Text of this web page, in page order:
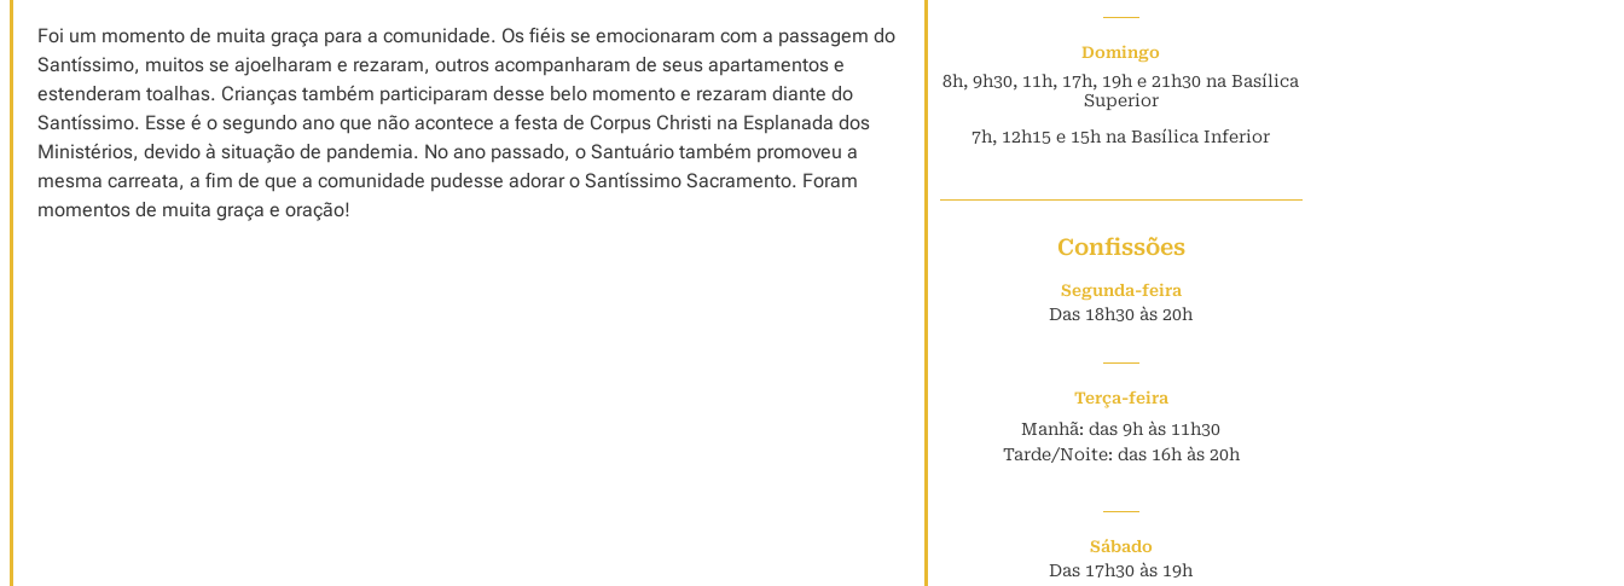
Foi um momento de muita graça para a comunidade. Os fiéis se emocionaram com a passagem do
Santíssimo, muitos se ajoelharam e rezaram, outros acompanharam de seus apartamentos e
estenderam toalhas. Crianças também participaram desse belo momento e rezaram diante do
Santíssimo. Esse é o segundo ano que não acontece a festa de Corpus Christi na Esplanada dos
Ministérios, devido à situação de pandemia. No ano passado, o Santuário também promoveu a
mesma carreata, a fim de que a comunidade pudesse adorar o Santíssimo Sacramento. Foram
momentos de muita graça e oração!
Domingo
8h, 9h30, 11h, 17h, 19h e 21h30 na Basílica
Superior
7h, 12h15 e 15h na Basílica Inferior
Confissões
Segunda-feira
Das 18h30 às 20h
Terça-feira
Manhã: das 9h às 11h30
Tarde/Noite: das 16h às 20h
Sábado
Das 17h30 às 19h